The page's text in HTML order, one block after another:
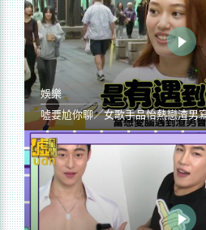
娛樂
噓要尬你聊／女歌手品怡熱戀渣男